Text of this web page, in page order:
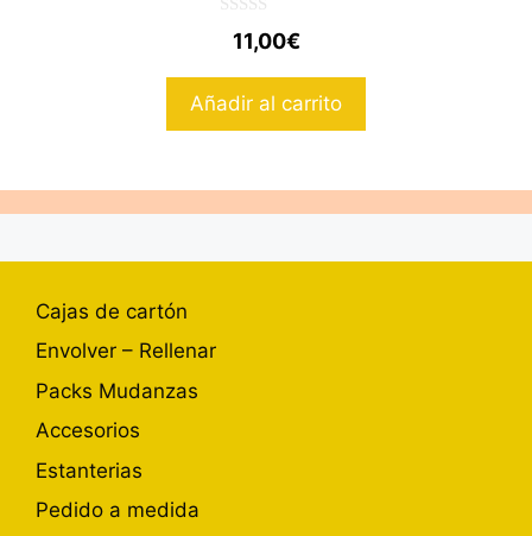
5
11,00€
Añadir al carrito
Cajas de cartón
Envolver – Rellenar
Packs Mudanzas
Accesorios
Estanterias
Pedido a medida